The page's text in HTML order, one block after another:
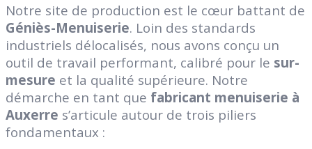
Notre site de production est le cœur battant de
Géniès-Menuiserie. Loin des standards
industriels délocalisés, nous avons conçu un
outil de travail performant, calibré pour le sur-
mesure et la qualité supérieure. Notre
démarche en tant que fabricant menuiserie à
Auxerre s’articule autour de trois piliers
fondamentaux :